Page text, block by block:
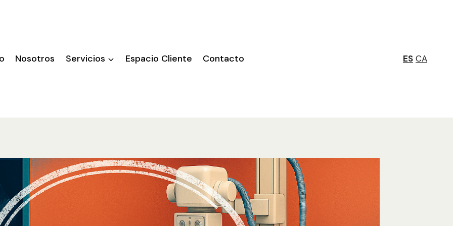
Nosotros Servicios Espacio Cliente Contacto ES CA